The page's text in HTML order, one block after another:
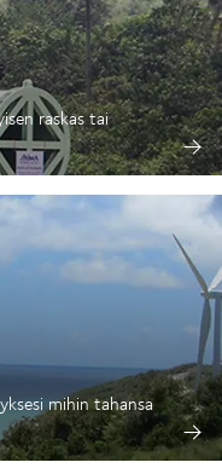
raskas tai
mihin tahansa